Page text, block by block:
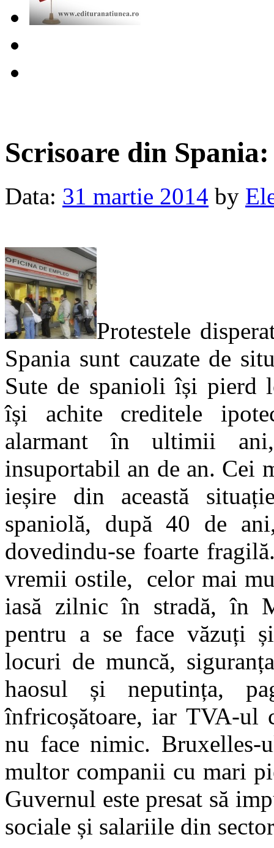
Scrisoare din
Data: 31 martie 2014 by
Protestele
Spania sunt cauzate de
Sute de spanioli își pierd
își achite creditele
alarmant în ultimii
insuportabil an de an. Cei
ieșire din această
spaniolă, după 40 de
dovedindu-se foarte
vremii ostile, celor mai
iasă zilnic în stradă, în
pentru a se face văzuți
locuri de muncă,
haosul și neputința,
înfricoșătoare, iar TVA-ul
nu face nimic. Bruxelles-
multor companii cu mari
Guvernul este presat să
sociale și salariile din